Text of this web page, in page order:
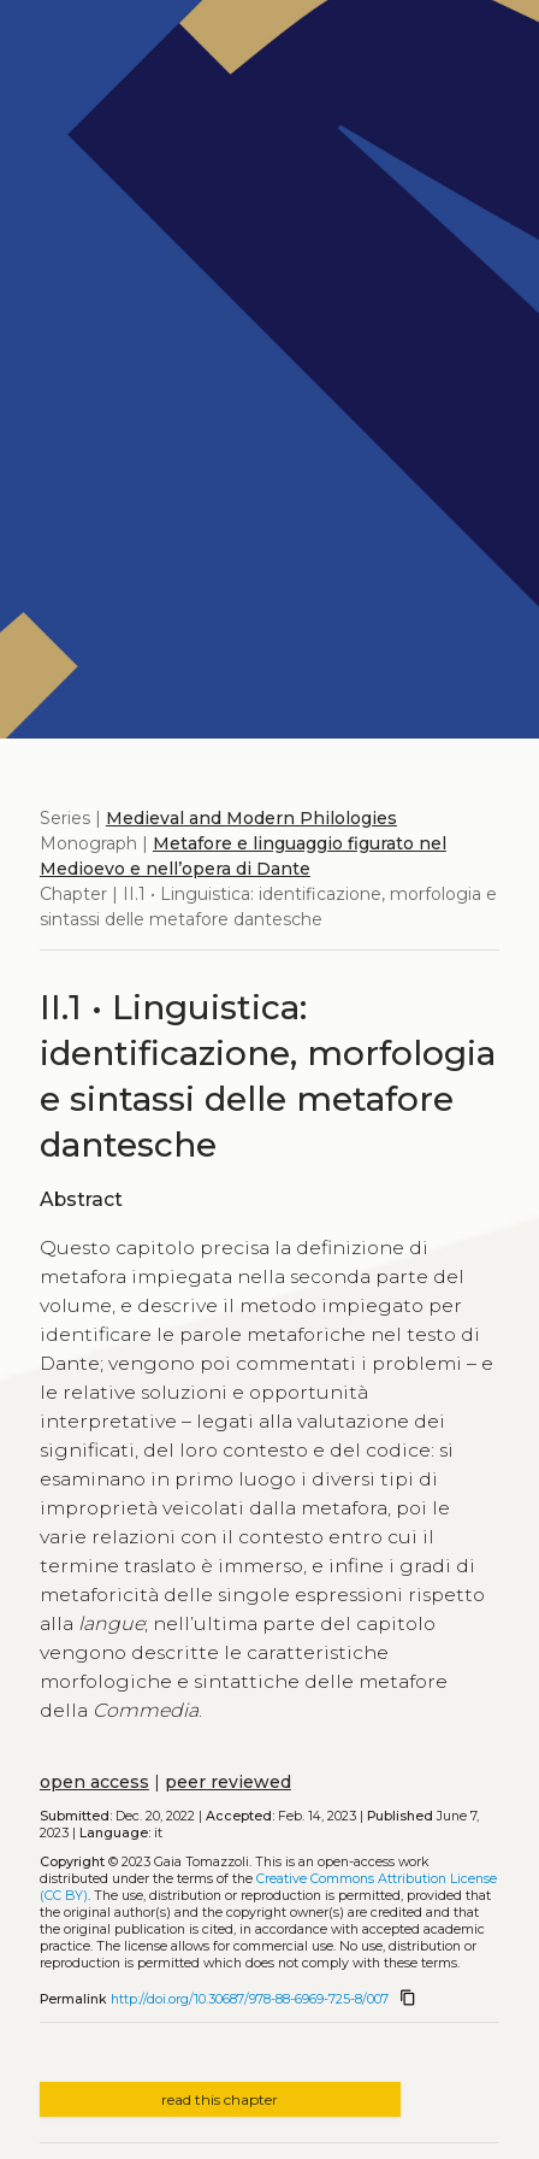
Series | Medieval and Modern Philologies
Monograph | Metafore e linguaggio figurato nel
Medioevo e nell’opera di Dante
Chapter | II.1 • Linguistica: identificazione, morfologia e
sintassi delle metafore dantesche
II.1 • Linguistica:
identificazione, morfologia
e sintassi delle metafore
dantesche
Abstract
Questo capitolo precisa la definizione di
metafora impiegata nella seconda parte del
volume, e descrive il metodo impiegato per
identificare le parole metaforiche nel testo di
Dante; vengono poi commentati i problemi – e
le relative soluzioni e opportunità
interpretative – legati alla valutazione dei
significati, del loro contesto e del codice: si
esaminano in primo luogo i diversi tipi di
improprietà veicolati dalla metafora, poi le
varie relazioni con il contesto entro cui il
termine traslato è immerso, e infine i gradi di
metaforicità delle singole espressioni rispetto
alla langue; nell’ultima parte del capitolo
vengono descritte le caratteristiche
morfologiche e sintattiche delle metafore
della Commedia.
open access | peer reviewed
Submitted:Dec. 20, 2022 | Accepted:Feb. 14, 2023 | Published June 7,
2023 | Language:it
Copyright© 2023 Gaia Tomazzoli. This is an open-access work
distributed under the terms of the Creative Commons Attribution License
(CC BY). The use, distribution or reproduction is permitted, provided that
the original author(s) and the copyright owner(s) are credited and that
the original publication is cited, in accordance with accepted academic
practice. The license allows for commercial use. No use, distribution or
reproduction is permitted which does not comply with these terms.
Permalink http://doi.org/10.30687/978-88-6969-725-8/007 content_copy
read this chapter